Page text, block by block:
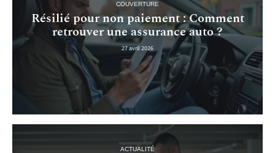
COUVERTURE
Résilié pour non paiement : Comment
retrouver une assurance auto ?
27 avril 2026
ACTUALITÉ